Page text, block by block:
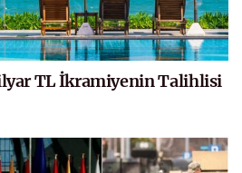
TL İkramiyenin Talihlisi